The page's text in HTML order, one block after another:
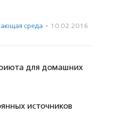
среда · 10.02.2016
для домашних
источников